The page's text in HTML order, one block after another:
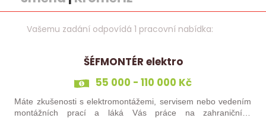
Vašemu zadání odpovídá 1 pracovní nabídka:
ŠÉFMONTÉR elektro
55 000 - 110 000 Kč
Máte zkušenosti s elektromontážemi, servisem nebo vedením
montážních prací a láká Vás práce na zahraničních